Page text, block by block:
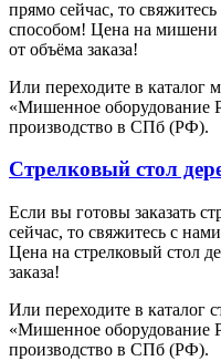
прямо сейчас, то
способом! Цена на мишени
от объёма заказа!
Или переходите в каталог
«Мишенное оборудование
производство в СПб (РФ).
Стрелковый стол
Если вы готовы заказать
сейчас, то свяжитесь с
Цена на стрелковый стол
заказа!
Или переходите в каталог
«Мишенное оборудование
производство в СПб (РФ).